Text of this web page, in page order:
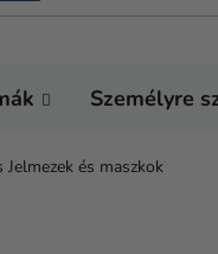
Személyre
Jelmezek és maszkok